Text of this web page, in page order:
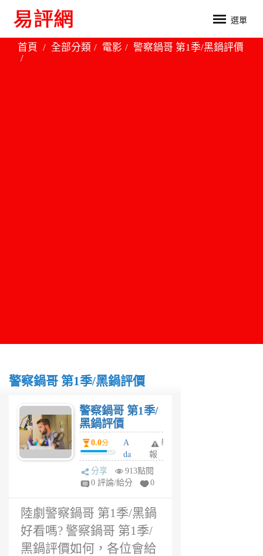
選單
首頁 全部分類 電影 警察鍋哥 第1季/黑鍋評價
警察鍋哥 第1季/黑鍋評價
警察鍋哥 第1季/
黑鍋評價
0.0分
A
da
m
6
舉
報
分享
913點閱
0 評論/給分
0
陸劇警察鍋哥 第1季/黑鍋
好看嗎? 警察鍋哥 第1季/
黑鍋評價如何，各位會給